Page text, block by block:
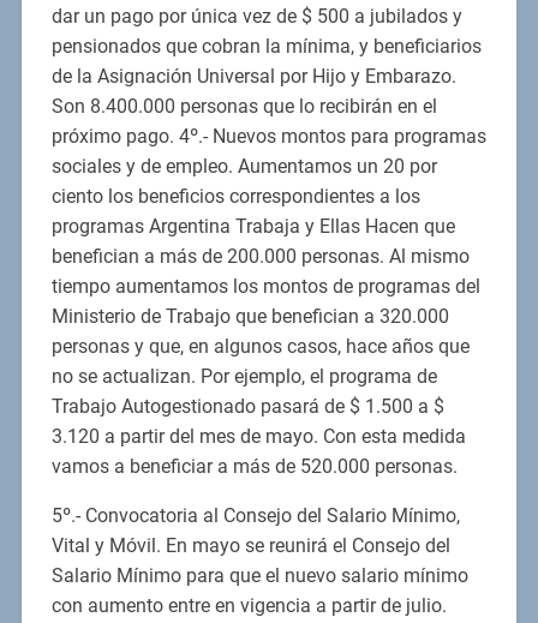
dar un pago por única vez de $ 500 a jubilados y
pensionados que cobran la mínima, y beneficiarios
de la Asignación Universal por Hijo y Embarazo.
Son 8.400.000 personas que lo recibirán en el
próximo pago. 4º.- Nuevos montos para programas
sociales y de empleo. Aumentamos un 20 por
ciento los beneficios correspondientes a los
programas Argentina Trabaja y Ellas Hacen que
benefician a más de 200.000 personas. Al mismo
tiempo aumentamos los montos de programas del
Ministerio de Trabajo que benefician a 320.000
personas y que, en algunos casos, hace años que
no se actualizan. Por ejemplo, el programa de
Trabajo Autogestionado pasará de $ 1.500 a $
3.120 a partir del mes de mayo. Con esta medida
vamos a beneficiar a más de 520.000 personas.
5º.- Convocatoria al Consejo del Salario Mínimo,
Vital y Móvil. En mayo se reunirá el Consejo del
Salario Mínimo para que el nuevo salario mínimo
con aumento entre en vigencia a partir de julio.